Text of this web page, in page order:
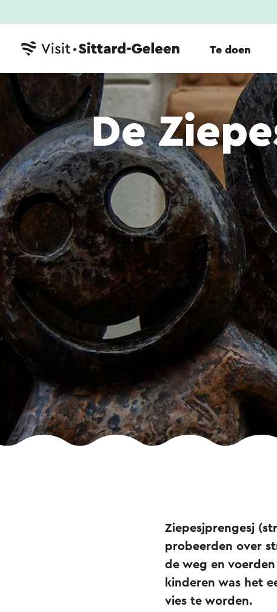
Te doen
De
Ziepesjprengesj
probeerden over
de weg en
kinderen was het
vies te worden.